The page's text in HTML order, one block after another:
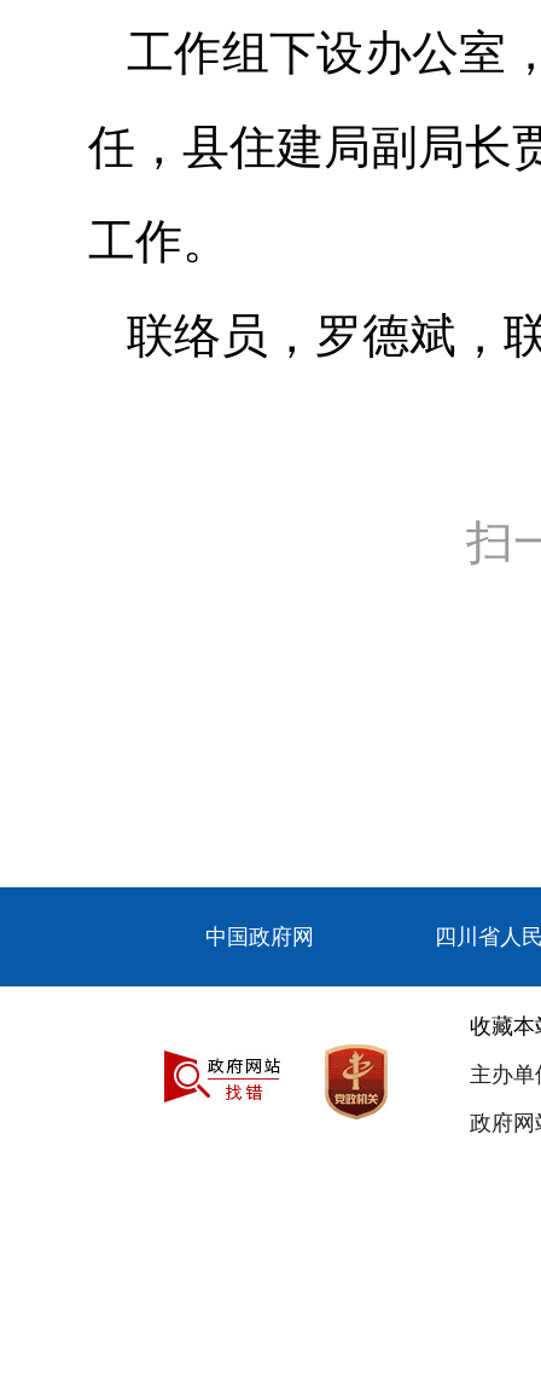
工作组下设办公室
任，县住建局副局长
工作。
联络员，罗德斌，
扫
中国政府网 四川省人
收藏本
主办
政府网